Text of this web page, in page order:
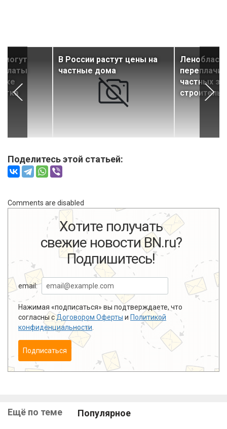
могут
В России растут цены на
частные дома
частных
Поделитесь этой статьей:
Comments are disabled
Хотите получать
свежие новости BN.ru?
Подпишитесь!
email:
Нажимая «подписаться» вы подтверждаете, что
согласны сДоговором Оферты и Политикой
конфиденциальности
Подписаться
Ещё по теме Популярное